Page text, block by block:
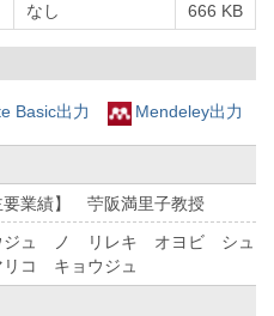
なし 666 KB
Basic出力 Mendeley出力
要業績】 苧阪満里子教授
ジュ ノ リレキ オヨビ シュ
コ キョウジュ